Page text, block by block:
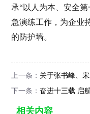
承“以人为本、安全
急演练工作，为企业
的防护墙。
上一条： 关于张书峰、宋均
下一条：奋进十三载 启航
相关内容